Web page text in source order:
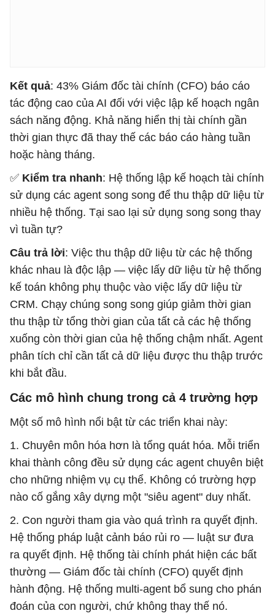
Kết quả: 43% Giám đốc tài chính (CFO) báo cáo
tác động cao của AI đối với việc lập kế hoạch ngân
sách năng động. Khả năng hiển thị tài chính gần
thời gian thực đã thay thế các báo cáo hàng tuần
hoặc hàng tháng.
✅ Kiểm tra nhanh: Hệ thống lập kế hoạch tài chính
sử dụng các agent song song để thu thập dữ liệu từ
nhiều hệ thống. Tại sao lại sử dụng song song thay
vì tuần tự?
Câu trả lời: Việc thu thập dữ liệu từ các hệ thống
khác nhau là độc lập — việc lấy dữ liệu từ hệ thống
kế toán không phụ thuộc vào việc lấy dữ liệu từ
CRM. Chạy chúng song song giúp giảm thời gian
thu thập từ tổng thời gian của tất cả các hệ thống
xuống còn thời gian của hệ thống chậm nhất. Agent
phân tích chỉ cần tất cả dữ liệu được thu thập trước
khi bắt đầu.
Các mô hình chung trong cả 4 trường hợp
Một số mô hình nổi bật từ các triển khai này:
1. Chuyên môn hóa hơn là tổng quát hóa. Mỗi triển
khai thành công đều sử dụng các agent chuyên biệt
cho những nhiệm vụ cụ thể. Không có trường hợp
nào cố gắng xây dựng một "siêu agent" duy nhất.
2. Con người tham gia vào quá trình ra quyết định.
Hệ thống pháp luật cảnh báo rủi ro — luật sư đưa
ra quyết định. Hệ thống tài chính phát hiện các bất
thường — Giám đốc tài chính (CFO) quyết định
hành động. Hệ thống multi-agent bổ sung cho phán
đoán của con người, chứ không thay thế nó.